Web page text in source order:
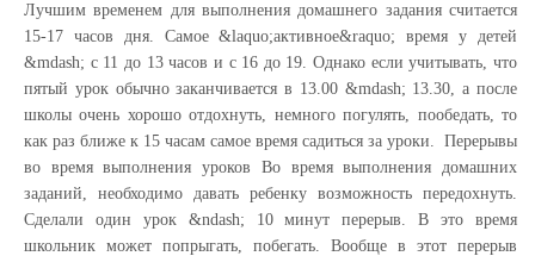
Лучшим временем для выполнения домашнего задания считается
15-17 часов дня. Самое &laquo;активное&raquo; время у детей
&mdash; с 11 до 13 часов и с 16 до 19. Однако если учитывать, что
пятый урок обычно заканчивается в 13.00 &mdash; 13.30, а после
школы очень хорошо отдохнуть, немного погулять, пообедать, то
как раз ближе к 15 часам самое время садиться за уроки. Перерывы
во время выполнения уроков Во время выполнения домашних
заданий, необходимо давать ребенку возможность передохнуть.
Сделали один урок &ndash; 10 минут перерыв. В это время
школьник может попрыгать, побегать. Вообще в этот перерыв